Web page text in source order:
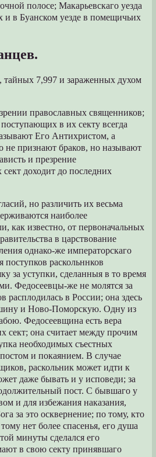
полосе; Макарьевскаго уезда
и в Буанском уезде в помещичьих
тайных 7,997 и зараженных духом
православных священников;
в их секту всегда
Его Антихристом, а
не признают браков, но называют
и презрение
доходит до последних
но различить их весьма
наиболее
как известно, от первоначальных
в царствование
однако-же императорскаго
раскольннков
за уступки, сделанныя в то время
Федосеевцы-же не молятся за
расплодилась в Poccии; она здесь
и Ново-Поморскую. Одну из
Федосеевщина есть вера
сект; она считает между прочим
необходимых съестных
и покаянием. В случае
раскольник может идти к
даже бывать и у исповеди; за
пост. С бывшаго у
и для избежания наказания,
за это ocквернение; по тому, кто
нет более спасенья, его душа
минуты сделался его
в свою секту принявшаго